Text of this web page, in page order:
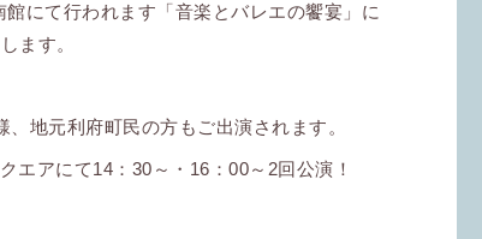
館にて行われます「音楽とバレエの饗宴」に
ます。
地元利府町民の方もご出演されます。
エアにて14 ： 30 ～・ 16 ： 00～2回公演！